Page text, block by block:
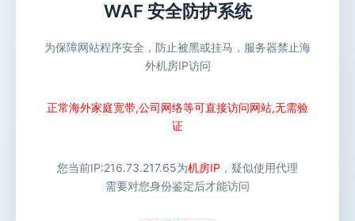
WAF 安全防护系统
为保障网站程序安全，防止被黑或挂马，服务器禁止海
外机房IP访问
正常海外家庭宽带,公司网络等可直接访问网站,无需验
证
您当前IP:216.73.217.65为机房IP ，疑似使用代理
需要对您身份鉴定后才能访问